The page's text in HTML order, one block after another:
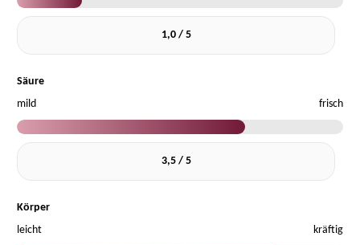
1,0 / 5
Säure
mild
frisch
3,5 / 5
Körper
leicht
kräftig